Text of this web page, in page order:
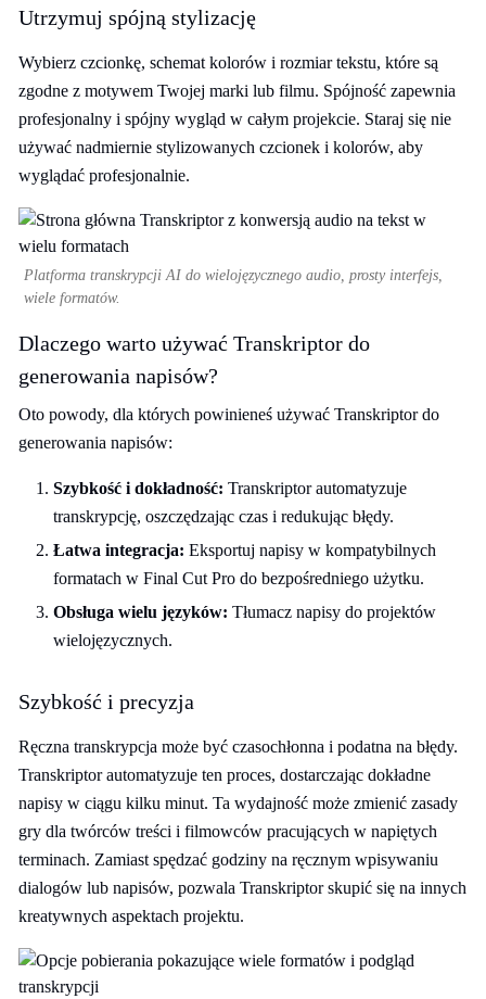
Utrzymuj spójną stylizację
Wybierz czcionkę, schemat kolorów i rozmiar tekstu, które są
zgodne z motywem Twojej marki lub filmu. Spójność zapewnia
profesjonalny i spójny wygląd w całym projekcie. Staraj się nie
używać nadmiernie stylizowanych czcionek i kolorów, aby
wyglądać profesjonalnie.
Platforma transkrypcji AI do wielojęzycznego audio, prosty interfejs,
wiele formatów.
Dlaczego warto używać Transkriptor do
generowania napisów?
Oto powody, dla których powinieneś używać Transkriptor do
generowania napisów:
Szybkość i dokładność: Transkriptor automatyzuje
transkrypcję, oszczędzając czas i redukując błędy.
Łatwa integracja: Eksportuj napisy w kompatybilnych
formatach w Final Cut Pro do bezpośredniego użytku.
Obsługa wielu języków: Tłumacz napisy do projektów
wielojęzycznych.
Szybkość i precyzja
Ręczna transkrypcja może być czasochłonna i podatna na błędy.
Transkriptor automatyzuje ten proces, dostarczając dokładne
napisy w ciągu kilku minut. Ta wydajność może zmienić zasady
gry dla twórców treści i filmowców pracujących w napiętych
terminach. Zamiast spędzać godziny na ręcznym wpisywaniu
dialogów lub napisów, pozwala Transkriptor skupić się na innych
kreatywnych aspektach projektu.